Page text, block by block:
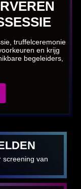
truffelceremonie
en krijg
begeleiders,
screening van